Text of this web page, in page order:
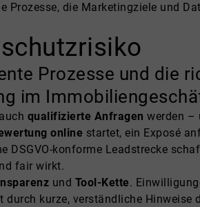
die Marketingziele und
Prozesse und die
im
qualifizierte Anfragen werden –
online startet, ein Exposé
DSGVO-konforme Leadstrecke
fair wirkt.
und Tool-Kette.
kurze, verständliche